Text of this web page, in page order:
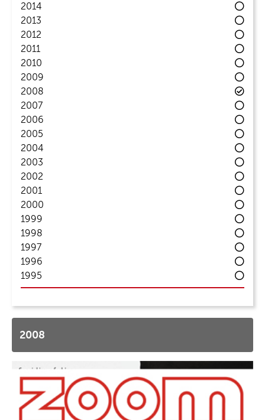
2014
2013
2012
2011
2010
2009
2008
2007
2006
2005
2004
2003
2002
2001
2000
1999
1998
1997
1996
1995
2008